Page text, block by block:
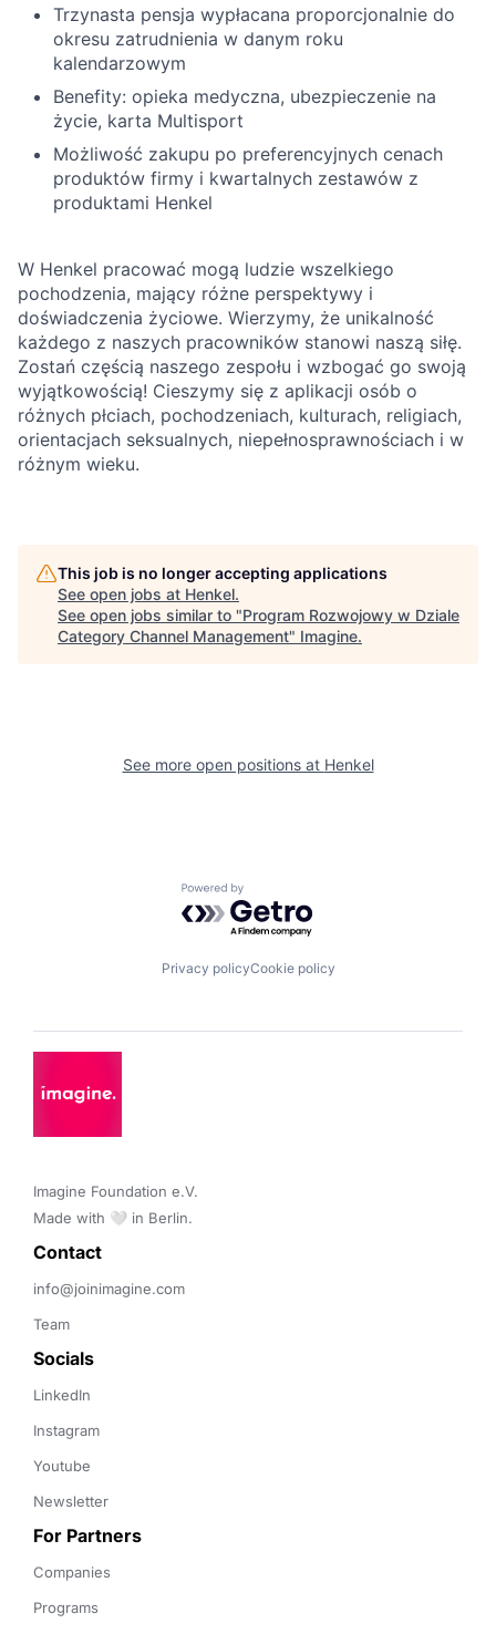
Trzynasta pensja wypłacana proporcjonalnie do
okresu zatrudnienia w danym roku
kalendarzowym
Benefity: opieka medyczna, ubezpieczenie na
życie, karta Multisport
Możliwość zakupu po preferencyjnych cenach
produktów firmy i kwartalnych zestawów z
produktami Henkel
W Henkel pracować mogą ludzie wszelkiego
pochodzenia, mający różne perspektywy i
doświadczenia życiowe. Wierzymy, że unikalność
każdego z naszych pracowników stanowi naszą siłę.
Zostań częścią naszego zespołu i wzbogać go swoją
wyjątkowością! Cieszymy się z aplikacji osób o
różnych płciach, pochodzeniach, kulturach, religiach,
orientacjach seksualnych, niepełnosprawnościach i w
różnym wieku.
This job is no longer accepting applications
See open jobs at Henkel.
See open jobs similar to "Program Rozwojowy w Dziale
Category Channel Management" Imagine.
See more open positions at Henkel
Powered by Getro.com
Privacy policyCookie policy
Imagine Foundation e.V.
Made with 🤍 in Berlin.
Contact
info@joinimagine.com
Team
Socials
LinkedIn
Instagram
Youtube
Newsletter
For Partners
Companies
Programs